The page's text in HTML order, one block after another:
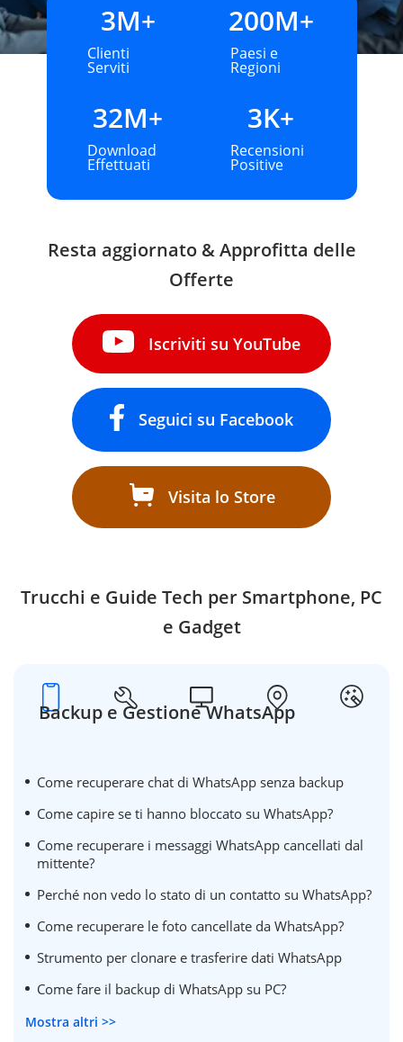
3M+
Clienti
Serviti
200M+
Paesi e
Regioni
32M+
Download
Effettuati
3K+
Recensioni
Positive
Resta aggiornato & Approfitta delle
Offerte
Iscriviti su YouTube
Seguici su Facebook
Visita lo Store
Trucchi e Guide Tech per Smartphone, PC
e Gadget
Backup e Gestione WhatsApp
Come recuperare chat di WhatsApp senza backup
Come capire se ti hanno bloccato su WhatsApp?
Come recuperare i messaggi WhatsApp cancellati dal
mittente?
Perché non vedo lo stato di un contatto su WhatsApp?
Come recuperare le foto cancellate da WhatsApp?
Strumento per clonare e trasferire dati WhatsApp
Come fare il backup di WhatsApp su PC?
Mostra altri >>